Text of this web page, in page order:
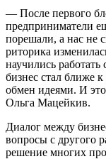
— После первого
предприниматели
порешали, а нас не
риторика
научились
бизнес стал ближе
обмен идеями. И
Ольга Мацейкив.
Диалог между
вопросы с другого
решение многих